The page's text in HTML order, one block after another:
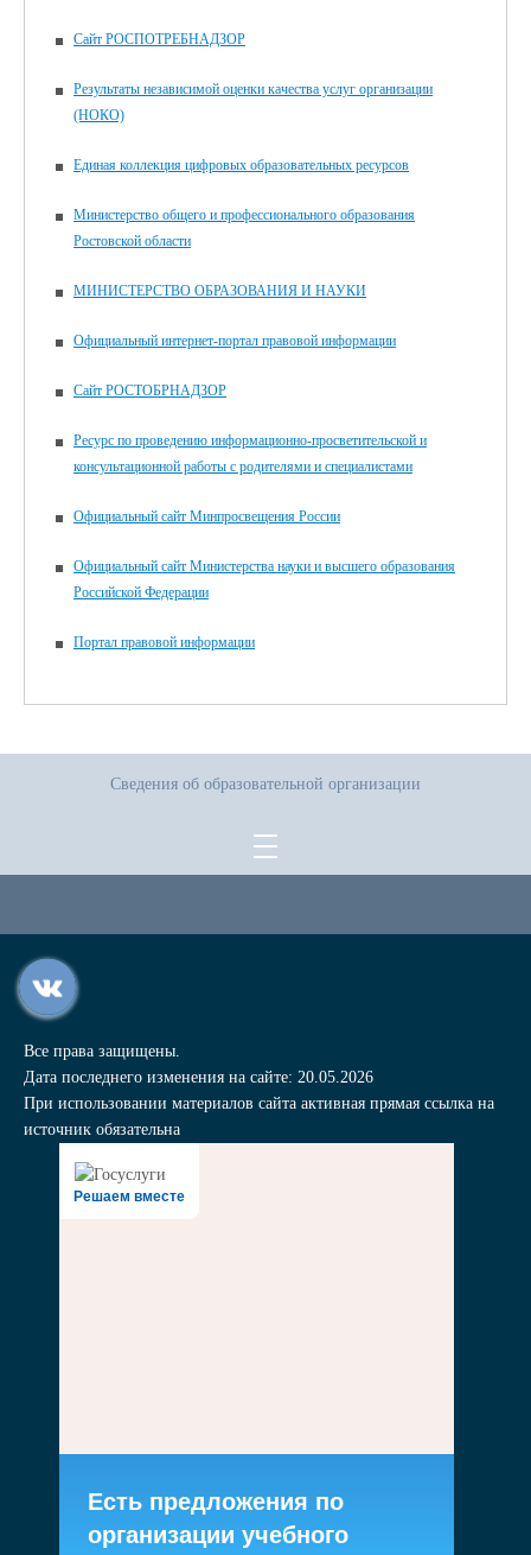
Сайт РОСПОТРЕБНАДЗОР
Результаты независимой оценки качества услуг организации
(НОКО)
Единая коллекция цифровых образовательных ресурсов
Министерство общего и профессионального образования
Ростовской области
МИНИСТЕРСТВО ОБРАЗОВАНИЯ И НАУКИ
Официальный интернет-портал правовой информации
Сайт РОСТОБРНАДЗОР
Ресурс по проведению информационно-просветительской и
консультационной работы с родителями и специалистами
Официальный сайт Минпросвещения России
Официальный сайт Министерства науки и высшего образования
Российской Федерации
Портал правовой информации
Сведения об образовательной организации
Все права защищены.
Дата последнего изменения на сайте: 20.05.2026
При использовании материалов сайта активная прямая ссылка на
источник обязательна
Решаем вместе
Есть предложения по
организации учебного